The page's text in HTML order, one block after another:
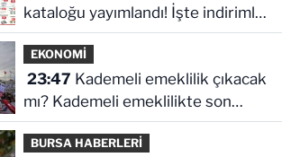
kataloğu yayımlandı! İşte indirimli
ürünler ve fiyatları
EKONOMİ
23:47
mı? Kademeli emeklilikte son
durum ne!
BURSA HABERLERİ